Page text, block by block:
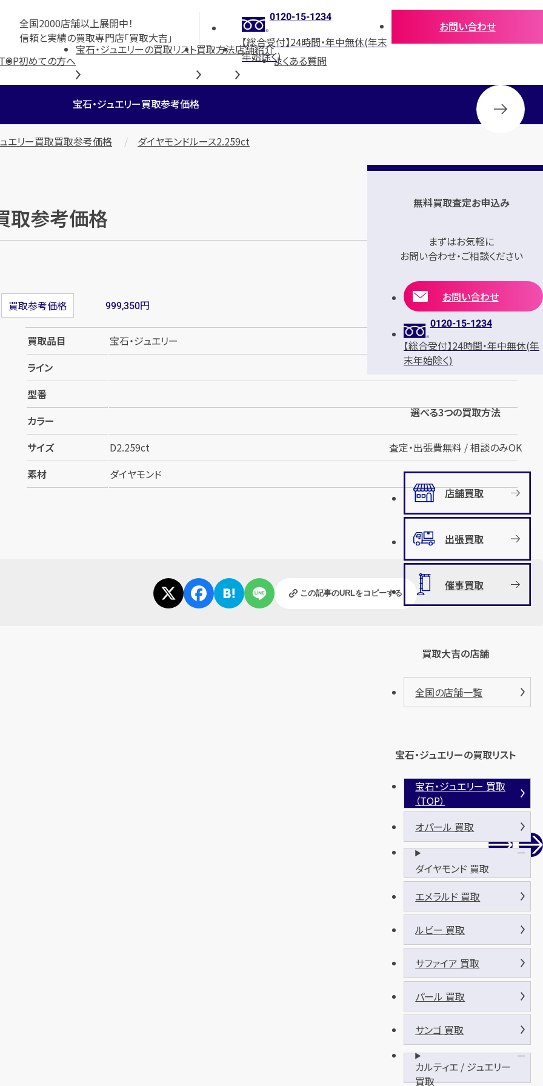
全国2000店舗以上展開中！
信頼と実績の買取専門店「買取大吉」
0120-15-1234
【総合受付】24時間・年中無休(年末
年始除く)
お問い合わせ
初めての方へ
宝石・ジュエリーの買取リスト買取方法店舗紹介
よくある質問
宝石・ジュエリー買取参考価格
エリー買取買取参考価格 ダイヤモンドルース2.259ct
取参考価格
買取参考価格 999,350円
買取品目
宝石・ジュエリー
ライン
型番
カラー
サイズ
D2.259ct
素材
ダイヤモンド
この記事のURLをコピーする
無料買取査定お申込み
まずはお気軽に
お問い合わせ・ご相談ください
お問い合わせ
0120-15-1234
【総合受付】24時間・年中無休(年
末年始除く)
選べる3つの買取方法
査定・出張費無料 / 相談のみOK
店舗買取
出張買取
催事買取
買取大吉の店舗
全国の店舗一覧
宝石・ジュエリーの買取リスト
宝石・ジュエリー 買取
（TOP）
オパール 買取
ダイヤモンド 買取
エメラルド 買取
ルビー 買取
サファイア 買取
パール 買取
サンゴ 買取
カルティエ / ジュエリー
買取